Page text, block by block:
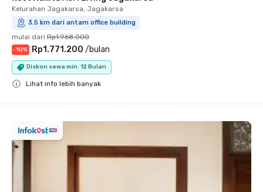
Kelurahan Jagakarsa, Jagakarsa
3.5 km dari antam office building
mulai dari Rp1.968.000
-10% Rp1.771.200 /bulan
Diskon sewa min. 12 Bulan
Lihat info lebih banyak